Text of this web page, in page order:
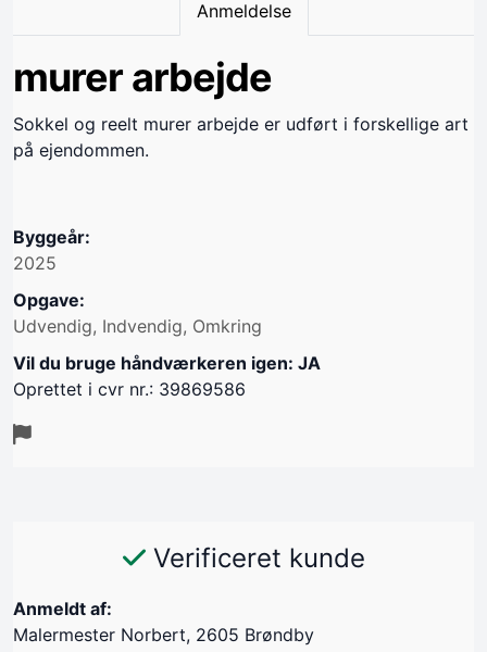
Anmeldelse
murer arbejde
Sokkel og reelt murer arbejde er udført i forskellige art
på ejendommen.
Byggeår:
2025
Opgave:
Udvendig, Indvendig, Omkring
Vil du bruge håndværkeren igen: JA
Oprettet i cvr nr.: 39869586
Verificeret kunde
Anmeldt af:
Malermester Norbert, 2605 Brøndby